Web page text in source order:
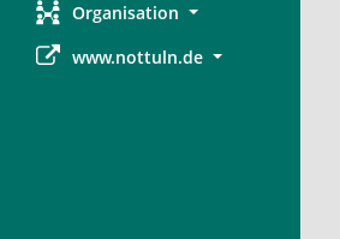
Organisation
www.nottuln.de